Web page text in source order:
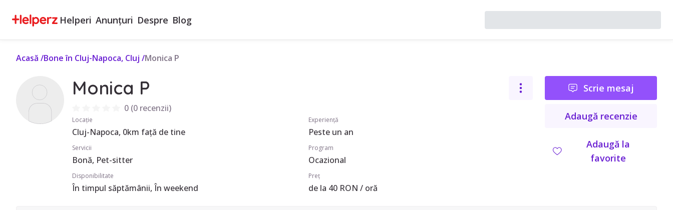
Helperi Anunțuri Despre Blog
Acasă /Bone în Cluj-Napoca, Cluj /Monica P
Monica P
0(0 recenzii)
Locație
Cluj-Napoca, 0km față de tine
Experiență
Peste un an
Servicii
Bonă, Pet-sitter
Program
Ocazional
Disponibilitate
În timpul săptămânii, În weekend
Preț
de la 40 RON / oră
Scrie mesaj
Adaugă recenzie
Adaugă la
favorite